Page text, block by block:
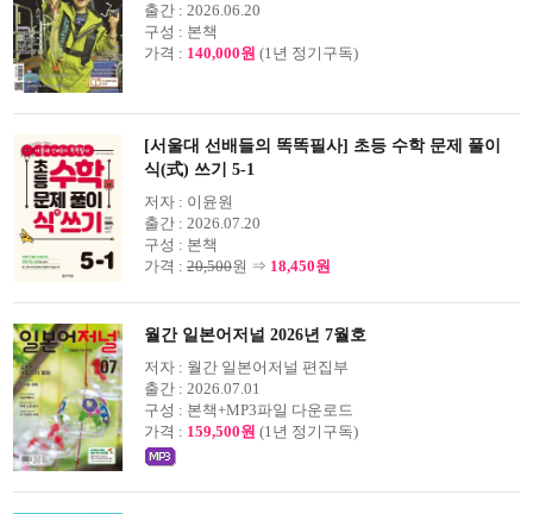
출간 : 2026.06.20
구성 : 본책
가격 : 140,000원 (1년 정기구독)
[서울대 선배들의 똑똑필사] 초등 수학 문제 풀이
식(式) 쓰기 5-1
저자 : 이윤원
출간 : 2026.07.20
구성 : 본책
가격 : 20,500원 ⇒ 18,450원
월간 일본어저널 2026년 7월호
저자 : 월간 일본어저널 편집부
출간 : 2026.07.01
구성 : 본책+MP3파일 다운로드
가격 : 159,500원 (1년 정기구독)